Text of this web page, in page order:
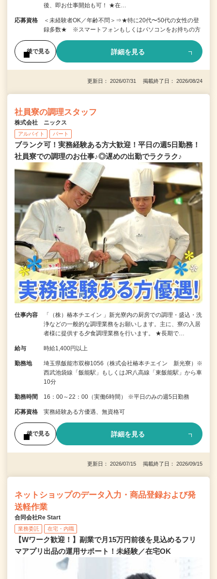
後、即お仕事開始も可！ ★在…
応募資格
＜未経験者OK／年齢不問＞⇒★特に20代〜50代の女性の登
録多数★ ※スマートフォンもしくはパソコンをお持ちの方
後で見る 詳細を見る
更新日： 2026/07/31 掲載終了日： 2026/08/24
社員寮の調理スタッフ
株式会社 ニックス
アルバイト パート
ブランク可！実務経験ある方大歓迎！平日の週5日勤務！
社員寮での調理のお仕事♪◎遅めの出勤でラクラク♪
仕事内容
「（株）椿本チエイン 」新光寮内の厨房での調理・盛込・洗
浄などの一般的な調理業務をお願いします。主に、寮の入居
者様に提供する夕食調理業務を行います。 ★長期で…
給与 時給1,400円以上
勤務地
埼玉県飯能市双柳1056（株式会社椿本チエイン 新光寮）※
西武池袋線「飯能駅」もしくはJR八高線「東飯能駅」から車
10分
勤務時間 16：00～22：00（実働6時間） ※平日のみの週5日勤務
応募資格 実務経験ある方優遇、無資格可
後で見る 詳細を見る
更新日： 2026/07/15 掲載終了日： 2026/09/15
ネットショップのデータ入力・商品登録および発
送軽作業
合同会社Re Start
業務委託 在宅・内職
【Wワーク歓迎！】副業で月15万円前後を見込めるフリ
マアプリ出品の運用サポート！未経験／在宅OK